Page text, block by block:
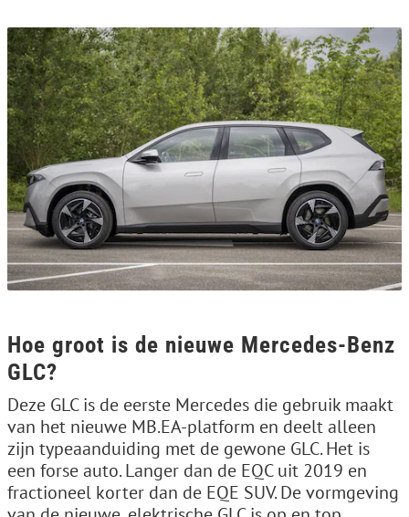
Hoe groot is de nieuwe Mercedes-Benz
GLC?
Deze GLC is de eerste Mercedes die gebruik maakt
van het nieuwe MB.EA-platform en deelt alleen
zijn typeaanduiding met de gewone GLC. Het is
een forse auto. Langer dan de EQC uit 2019 en
fractioneel korter dan de EQE SUV. De vormgeving